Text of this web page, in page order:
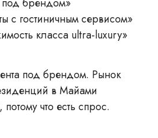
с гостиничным сервисом»
класса ultra-luxury»
под брендом. Рынок
в Майами
что есть спрос.